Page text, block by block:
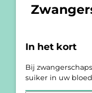
In het kort
Bij
suiker in uw